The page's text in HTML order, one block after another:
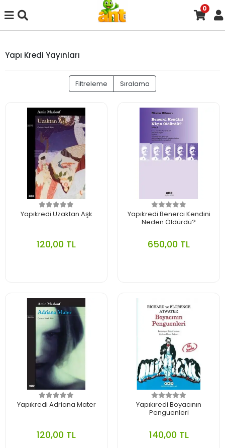
0
Yapı Kredi Yayınları
Filtreleme Sıralama
Yapıkredi Uzaktan Aşk
120,00 TL
Yapıkredi Benerci Kendini
Neden Öldürdü?
650,00 TL
Yapıkredi Adriana Mater
120,00 TL
Yapıkıredi Boyacının
Penguenleri
140,00 TL